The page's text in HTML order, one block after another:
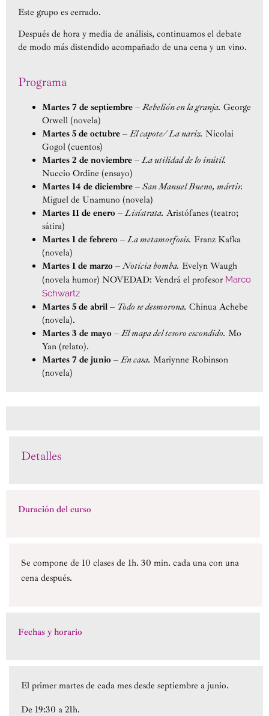
Este grupo es cerrado.
Después de hora y media de análisis, continuamos el debate
de modo más distendido acompañado de una cena y un vino.
Programa
Martes 7 de septiembre –Rebelión en la granja. George
Orwell (novela)
Martes 5 de octubre –El capote/ La nariz. Nicolai
Gogol (cuentos)
Martes 2 de noviembre –La utilidad de lo inútil.
Nuccio Ordine (ensayo)
Martes 14 de diciembre – San Manuel Bueno, mártir.
Miguel de Unamuno (novela)
Martes 11 de enero –Lisístrata. Aristófanes (teatro;
sátira)
Martes 1 de febrero –La metamorfosis. Franz Kafka
(novela)
Martes 1 de marzo –Noticia bomba. Evelyn Waugh
(novela humor) NOVEDAD: Vendrá el profesor Marco
Schwartz
Martes 5 de abril – Todo se desmorona. Chinua Achebe
(novela).
Martes 3 de mayo –El mapa del tesoro escondido. Mo
Yan (relato).
Martes 7 de junio –En casa. Mariynne Robinson
(novela)
Detalles
Duración del curso
Se compone de 10 clases de 1h. 30 min. cada una con una
cena después.
Fechas y horario
El primer martes de cada mes desde septiembre a junio.
De 19:30 a 21h.